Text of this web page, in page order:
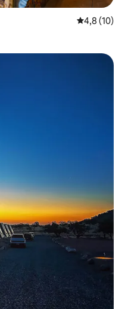
4,8 de uma
4,8 (10)